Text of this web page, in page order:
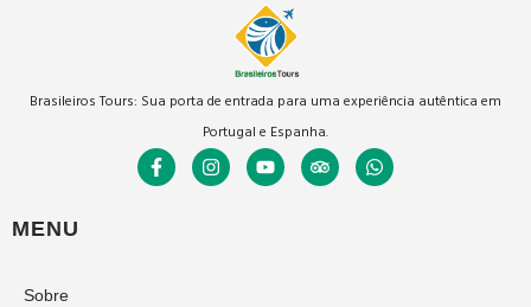
Brasileiros Tours: Sua porta de entrada para uma experiência autêntica em
Portugal e Espanha.
MENU
Sobre